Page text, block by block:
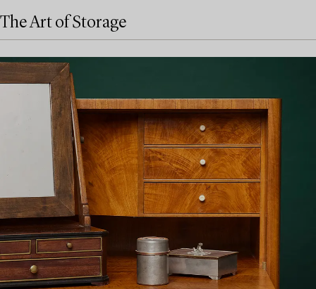
The Art of Storage